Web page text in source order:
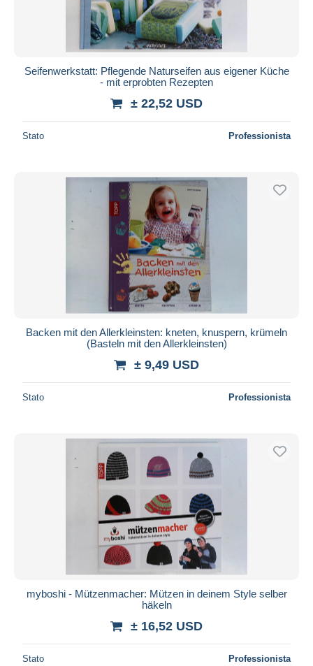
Seifenwerkstatt: Pflegende Naturseifen aus eigener Küche
- mit erprobten Rezepten
± 22,52 USD
Stato Professionista
Backen mit den Allerkleinsten: kneten, knuspern, krümeln
(Basteln mit den Allerkleinsten)
± 9,49 USD
Stato Professionista
myboshi - Mützenmacher: Mützen in deinem Style selber
häkeln
± 16,52 USD
Stato Professionista